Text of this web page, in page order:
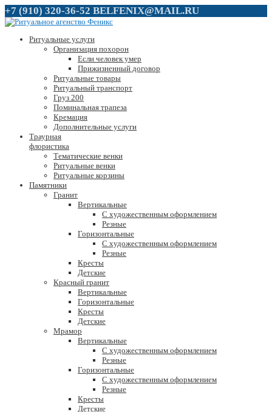
+7 (910) 320-36-52 BELFENIX@MAIL.RU
Ритуальные услуги
Организация похорон
Если человек умер
Прижизненный договор
Ритуальные товары
Ритуальный транспорт
Груз 200
Поминальная трапеза
Кремация
Дополнительные услуги
Траурная
флористика
Тематические венки
Ритуальные венки
Ритуальные корзины
Памятники
Гранит
Вертикальные
С художественным оформлением
Резные
Горизонтальные
С художественным оформлением
Резные
Кресты
Детские
Красный гранит
Вертикальные
Горизонтальные
Кресты
Детские
Мрамор
Вертикальные
С художественным оформлением
Резные
Горизонтальные
С художественным оформлением
Резные
Кресты
Детские